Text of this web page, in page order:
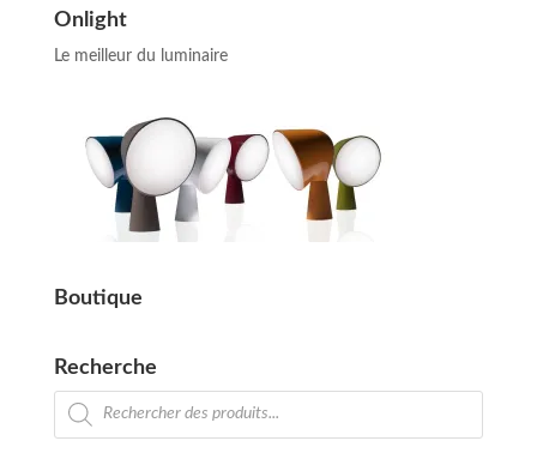
Onlight
Le meilleur du luminaire
Boutique
Recherche
Recherche
de
produits